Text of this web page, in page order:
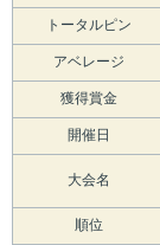
トータルピン
アベレージ
獲得賞金
開催日
大会名
順位